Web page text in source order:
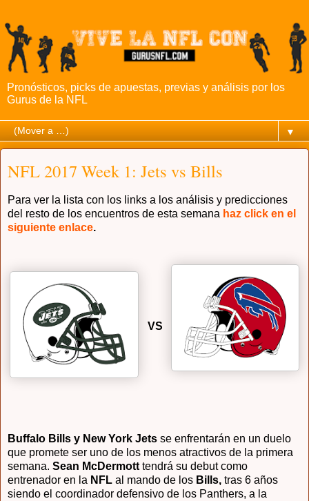
Pronósticos, picks de apuestas, previas y análisis por los
Gurus de la NFL
▼
NFL 2017 Week 1: Jets vs Bills
Para ver la lista con los links a los análisis y predicciones
del resto de los encuentros de esta semana haz click en el
siguiente enlace.
VS
Buffalo Bills y New York Jets se enfrentarán en un duelo
que promete ser uno de los menos atractivos de la primera
semana. Sean McDermott tendrá su debut como
entrenador en la NFL al mando de los Bills, tras 6 años
siendo el coordinador defensivo de los Panthers, a la